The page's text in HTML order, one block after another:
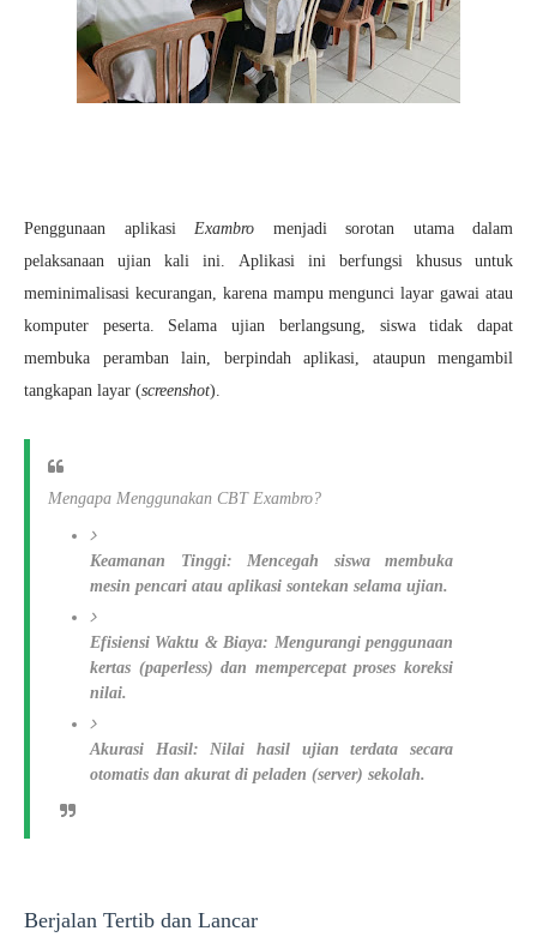
Penggunaan aplikasi Exambro menjadi sorotan utama dalam
pelaksanaan ujian kali ini. Aplikasi ini berfungsi khusus untuk
meminimalisasi kecurangan, karena mampu mengunci layar gawai atau
komputer peserta. Selama ujian berlangsung, siswa tidak dapat
membuka peramban lain, berpindah aplikasi, ataupun mengambil
tangkapan layar (screenshot).
Mengapa Menggunakan CBT Exambro?
Keamanan Tinggi: Mencegah siswa membuka
mesin pencari atau aplikasi sontekan selama ujian.
Efisiensi Waktu & Biaya: Mengurangi penggunaan
kertas (paperless) dan mempercepat proses koreksi
nilai.
Akurasi Hasil: Nilai hasil ujian terdata secara
otomatis dan akurat di peladen (server) sekolah.
Berjalan Tertib dan Lancar